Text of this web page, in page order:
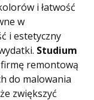
i łatwość
w
i estetyczny
Studium
remontową
do malowania
zwiększyć